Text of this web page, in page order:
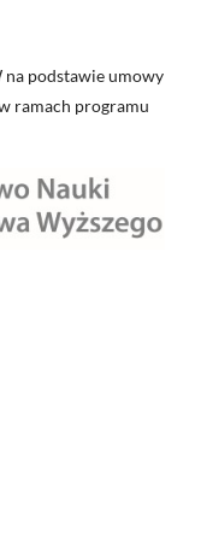
na podstawie umowy
ramach programu